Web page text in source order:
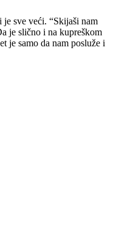
sve veći. “Skijaši nam
je slično i na kupreškom
je samo da nam posluže i